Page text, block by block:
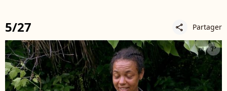
5/27 share Partager